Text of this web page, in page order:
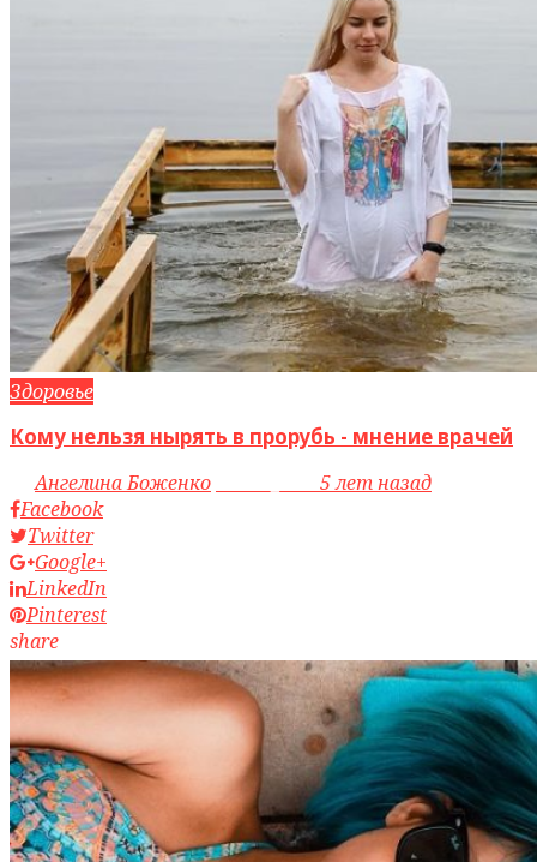
Здоровье
Кому нельзя нырять в прорубь - мнение врачей
byАнгелина Боженко
5 лет назад
Facebook
Twitter
Google+
LinkedIn
Pinterest
share